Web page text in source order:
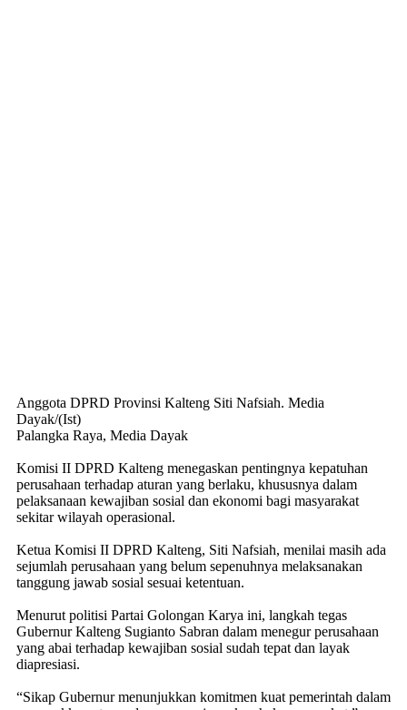
Anggota DPRD Provinsi Kalteng Siti Nafsiah. Media
Dayak/(Ist)
Palangka Raya, Media Dayak
Komisi II DPRD Kalteng menegaskan pentingnya kepatuhan
perusahaan terhadap aturan yang berlaku, khususnya dalam
pelaksanaan kewajiban sosial dan ekonomi bagi masyarakat
sekitar wilayah operasional.
Ketua Komisi II DPRD Kalteng, Siti Nafsiah, menilai masih ada
sejumlah perusahaan yang belum sepenuhnya melaksanakan
tanggung jawab sosial sesuai ketentuan.
Menurut politisi Partai Golongan Karya ini, langkah tegas
Gubernur Kalteng Sugianto Sabran dalam menegur perusahaan
yang abai terhadap kewajiban sosial sudah tepat dan layak
diapresiasi.
“Sikap Gubernur menunjukkan komitmen kuat pemerintah dalam